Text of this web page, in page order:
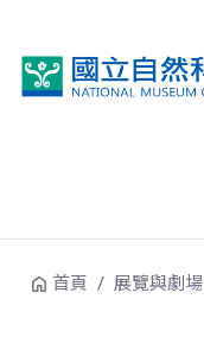
首頁 展覽與劇場